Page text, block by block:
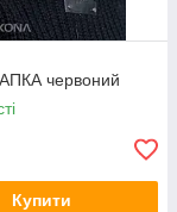
червоний
Купити